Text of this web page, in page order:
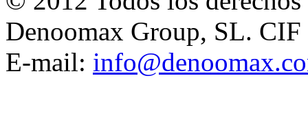
Denoomax Group, SL.
E-mail: